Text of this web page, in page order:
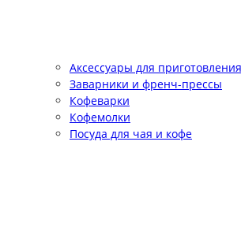
Аксессуары для
Заварники и френч-прессы
Кофеварки
Кофемолки
Посуда для чая и кофе